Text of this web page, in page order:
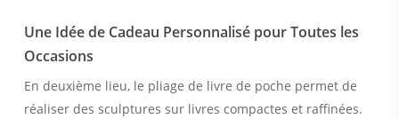
Une Idée de Cadeau Personnalisé pour Toutes les
Occasions
En deuxième lieu, le pliage de livre de poche permet de
réaliser des sculptures sur livres compactes et raffinées.